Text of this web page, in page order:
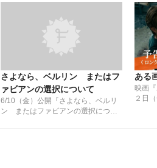
さよなら、ベルリン またはフ
ァビアンの選択について
6/10（金）公開『さよなら、ベルリ
ン またはファビアンの選択につい
ある
映画
２日